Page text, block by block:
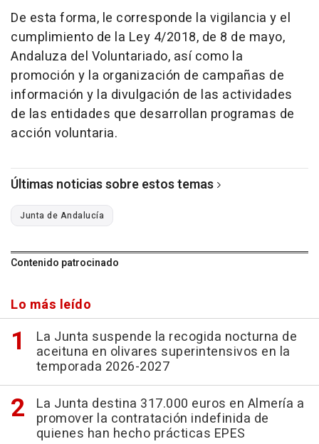
De esta forma, le corresponde la vigilancia y el
cumplimiento de la Ley 4/2018, de 8 de mayo,
Andaluza del Voluntariado, así como la
promoción y la organización de campañas de
información y la divulgación de las actividades
de las entidades que desarrollan programas de
acción voluntaria.
Últimas noticias sobre estos temas
Junta de Andalucía
Contenido patrocinado
Lo más leído
La Junta suspende la recogida nocturna de
aceituna en olivares superintensivos en la
temporada 2026-2027
La Junta destina 317.000 euros en Almería a
promover la contratación indefinida de
quienes han hecho prácticas EPES